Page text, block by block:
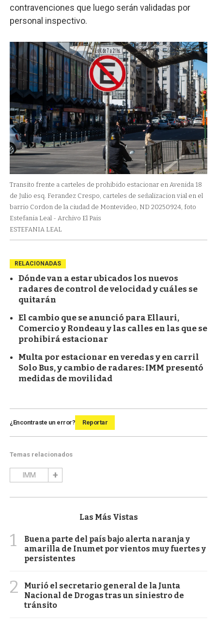
contravenciones que luego serán validadas por
personal inspectivo.
Transito frente a carteles de prohibido estacionar en Avenida 18
de Julio esq. Ferandez Crespo, carteles de señalizacion vial en el
barrio Cordon de la ciudad de Montevideo, ND 20250924, foto
Estefania Leal - Archivo El Pais
ESTEFANIA LEAL
RELACIONADAS
Dónde van a estar ubicados los nuevos
radares de control de velocidad y cuáles se
quitarán
El cambio que se anunció para Ellauri,
Comercio y Rondeau y las calles en las que se
prohibirá estacionar
Multa por estacionar en veredas y en carril
Solo Bus, y cambio de radares: IMM presentó
medidas de movilidad
¿Encontraste un error? Reportar
Temas relacionados
IMM
Las Más Vistas
1
Buena parte del país bajo alerta naranja y
amarilla de Inumet por vientos muy fuertes y
persistentes
2
Murió el secretario general de la Junta
Nacional de Drogas tras un siniestro de
tránsito